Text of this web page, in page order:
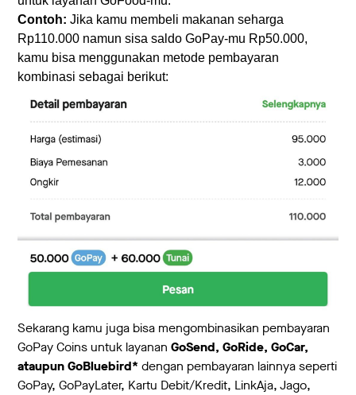
Contoh: Jika kamu membeli makanan seharga
Rp110.000 namun sisa saldo GoPay-mu Rp50.000,
kamu bisa menggunakan metode pembayaran
kombinasi sebagai berikut:
Sekarang kamu juga bisa mengombinasikan pembayaran
GoPay Coins untuk layananGoSend, GoRide, GoCar,
ataupun GoBluebird*dengan pembayaran lainnya seperti
GoPay, GoPayLater, Kartu Debit/Kredit, LinkAja, Jago,